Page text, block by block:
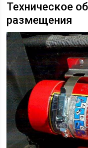
Техническое
размещения